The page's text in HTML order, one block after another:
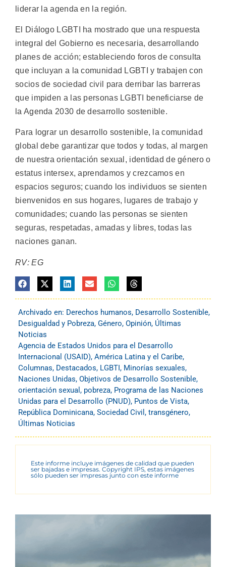
liderar la agenda en la región.
El Diálogo LGBTI ha mostrado que una respuesta
integral del Gobierno es necesaria, desarrollando
planes de acción; estableciendo foros de consulta
que incluyan a la comunidad LGBTI y trabajen con
socios de sociedad civil para derribar las barreras
que impiden a las personas LGBTI beneficiarse de
la Agenda 2030 de desarrollo sostenible.
Para lograr un desarrollo sostenible, la comunidad
global debe garantizar que todos y todas, al margen
de nuestra orientación sexual, identidad de género o
estatus intersex, aprendamos y crezcamos en
espacios seguros; cuando los individuos se sienten
bienvenidos en sus hogares, lugares de trabajo y
comunidades; cuando las personas se sienten
seguras, respetadas, amadas y libres, todas las
naciones ganan.
RV: EG
Archivado en: Derechos humanos, Desarrollo Sostenible,
Desigualdad y Pobreza, Género, Opinión, Últimas
Noticias
Agencia de Estados Unidos para el Desarrollo
Internacional (USAID), América Latina y el Caribe,
Columnas, Destacados, LGBTI , Minorías sexuales,
Naciones Unidas, Objetivos de Desarrollo Sostenible,
orientación sexual , pobreza, Programa de las Naciones
Unidas para el Desarrollo (PNUD), Puntos de Vista,
República Dominicana, Sociedad Civil , transgénero,
Últimas Noticias
Este informe incluye imágenes de calidad que pueden
ser bajadas e impresas. Copyright IPS, estas imágenes
sólo pueden ser impresas junto con este informe